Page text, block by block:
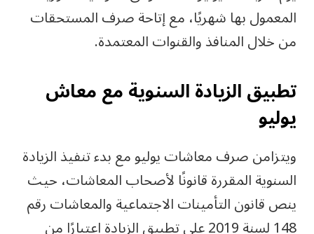
المعمول بها شهريًا، مع إتاحة صرف المستحقات
من خلال المنافذ والقنوات المعتمدة.
تطبيق الزيادة السنوية مع معاش
يوليو
ويتزامن صرف معاشات يوليو مع بدء تنفيذ الزيادة
السنوية المقررة قانونًا لأصحاب المعاشات، حيث
ينص قانون التأمينات الاجتماعية والمعاشات رقم